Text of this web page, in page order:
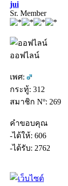
jui
Sr. Member
ออฟไลน์
เพศ:
กระทู้: 312
สมาชิก Nº: 269
คำขอบคุณ
-ได้ให้: 606
-ได้รับ: 2762